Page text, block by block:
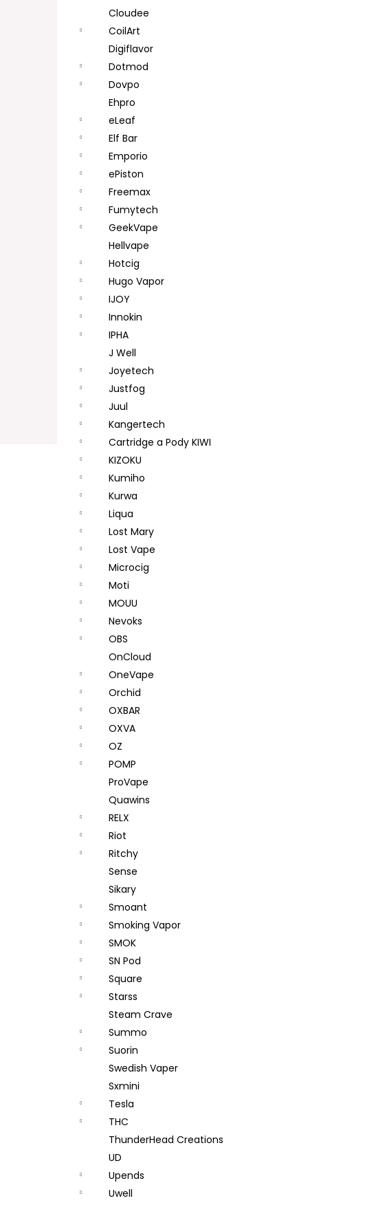
Cloudee
CoilArt
Digiflavor
Dotmod
Dovpo
Ehpro
eLeaf
Elf Bar
Emporio
ePiston
Freemax
Fumytech
GeekVape
Hellvape
Hotcig
Hugo Vapor
IJOY
Innokin
IPHA
J Well
Joyetech
Justfog
Juul
Kangertech
Cartridge a Pody KIWI
KIZOKU
Kumiho
Kurwa
Liqua
Lost Mary
Lost Vape
Microcig
Moti
MOUU
Nevoks
OBS
OnCloud
OneVape
Orchid
OXBAR
OXVA
OZ
POMP
ProVape
Quawins
RELX
Riot
Ritchy
Sense
Sikary
Smoant
Smoking Vapor
SMOK
SN Pod
Square
Starss
Steam Crave
Summo
Suorin
Swedish Vaper
Sxmini
Tesla
THC
ThunderHead Creations
UD
Upends
Uwell